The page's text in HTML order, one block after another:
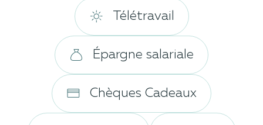
Télétravail
Épargne salariale
Chèques Cadeaux